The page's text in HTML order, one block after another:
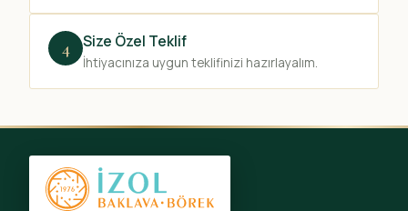
4 Size Özel Teklif
İhtiyacınıza uygun teklifinizi hazırlayalım.